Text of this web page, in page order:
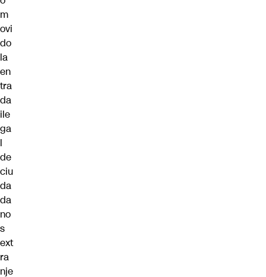
m
ovi
do
la
en
tra
da
ile
ga
l
de
ciu
da
da
no
s
ext
ra
nje